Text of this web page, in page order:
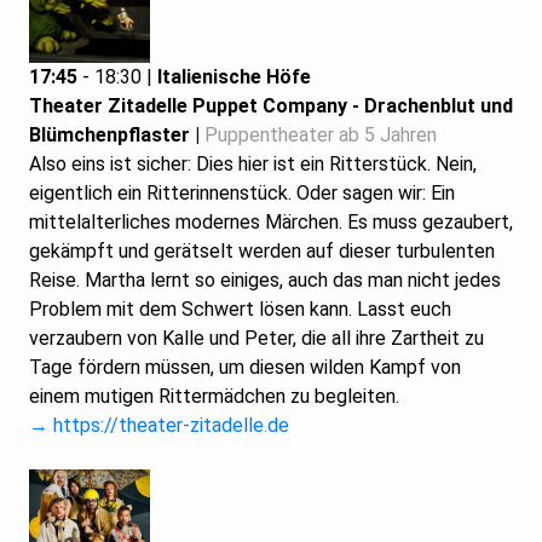
17:45 - 18:30 | Italienische Höfe
Theater Zitadelle Puppet Company - Drachenblut und
Blümchenpflaster | Puppentheater ab 5 Jahren
Also eins ist sicher: Dies hier ist ein Ritterstück. Nein,
eigentlich ein Ritterinnenstück. Oder sagen wir: Ein
mittelalterliches modernes Märchen. Es muss gezaubert,
gekämpft und gerätselt werden auf dieser turbulenten
Reise. Martha lernt so einiges, auch das man nicht jedes
Problem mit dem Schwert lösen kann. Lasst euch
verzaubern von Kalle und Peter, die all ihre Zartheit zu
Tage fördern müssen, um diesen wilden Kampf von
einem mutigen Rittermädchen zu begleiten.
→ https://theater-zitadelle.de